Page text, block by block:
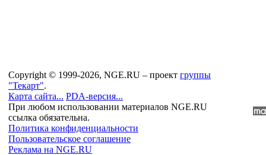
Copyright © 1999-2026, NGE.RU – проект группы
"Текарт".
Карта сайта... PDA-версия...
При любом использовании материалов NGE.RU
ссылка обязательна.
Политика конфиденциальности
Пользовательское соглашение
Реклама на NGE.RU